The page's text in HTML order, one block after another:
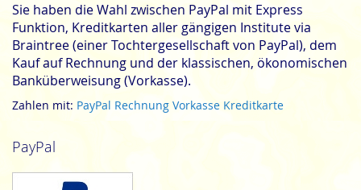
Sie haben die Wahl zwischen PayPal mit Express
Funktion, Kreditkarten aller gängigen Institute via
Braintree (einer Tochtergesellschaft von PayPal), dem
Kauf auf Rechnung und der klassischen, ökonomischen
Banküberweisung (Vorkasse).
Zahlen mit: PayPal Rechnung Vorkasse Kreditkarte
PayPal